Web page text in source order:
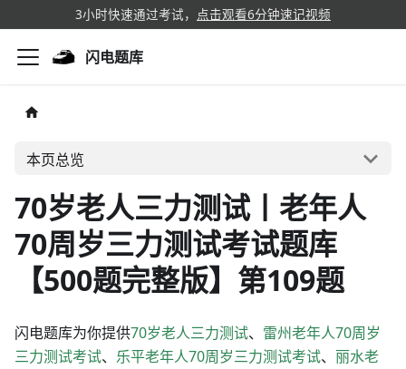
3小时快速通过考试， 点击观看6分钟速记视频
闪电题库
本页总览
70岁老人三力测试丨老年人
70周岁三力测试考试题库
【500题完整版】第109题
闪电题库为你提供70岁老人三力测试、 雷州老年人70周岁
三力测试考试、 乐平老年人70周岁三力测试考试、 丽水老